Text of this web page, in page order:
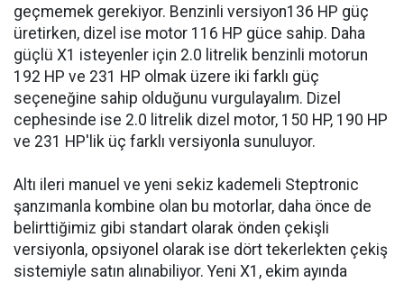
geçmemek gerekiyor. Benzinli versiyon136 HP güç
üretirken, dizel ise motor 116 HP güce sahip. Daha
güçlü X1 isteyenler için 2.0 litrelik benzinli motorun
192 HP ve 231 HP olmak üzere iki farklı güç
seçeneğine sahip olduğunu vurgulayalım. Dizel
cephesinde ise 2.0 litrelik dizel motor, 150 HP, 190 HP
ve 231 HP'lik üç farklı versiyonla sunuluyor.
Altı ileri manuel ve yeni sekiz kademeli Steptronic
şanzımanla kombine olan bu motorlar, daha önce de
belirttiğimiz gibi standart olarak önden çekişli
versiyonla, opsiyonel olarak ise dört tekerlekten çekiş
sistemiyle satın alınabiliyor. Yeni X1, ekim ayında